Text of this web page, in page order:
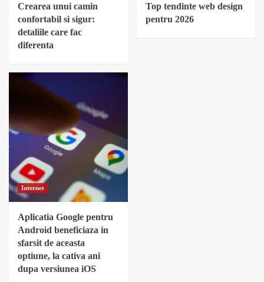
Crearea unui camin
confortabil si sigur:
detaliile care fac
diferenta
Top tendinte web design
pentru 2026
Internet
Aplicatia Google pentru
Android beneficiaza in
sfarsit de aceasta
optiune, la cativa ani
dupa versiunea iOS